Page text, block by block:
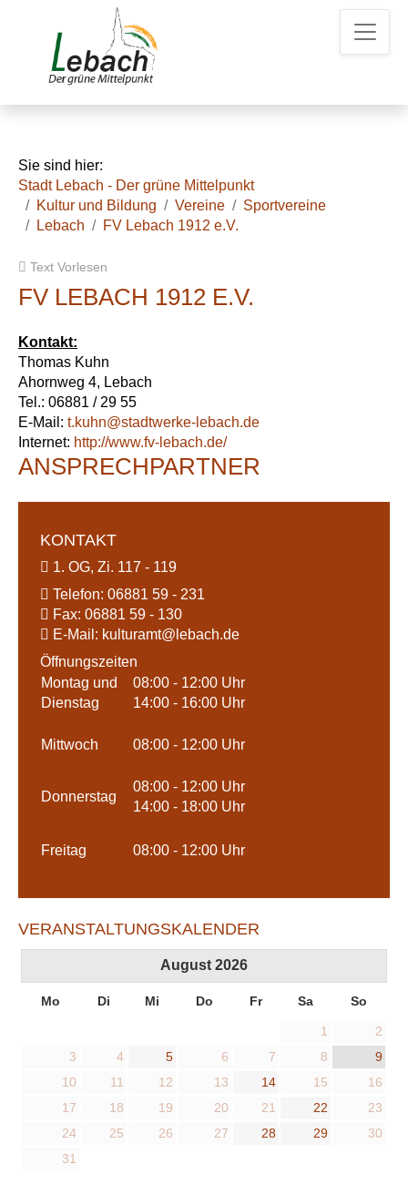
u
h
K
Sie sind hier:
Stadt Lebach - Der grüne Mittelpunkt
Kultur und Bildung
Vereine
Sportvereine
Lebach
FV Lebach 1912 e.V.
Text Vorlesen
FV LEBACH 1912 E.V.
Kontakt:
Thomas Kuhn
Ahornweg 4, Lebach
Tel.: 06881 / 29 55
E-Mail: t.kuhn@stadtwerke-lebach.de
Internet: http://www.fv-lebach.de/
ANSPRECHPARTNER
KONTAKT
1. OG, Zi. 117 - 119
Telefon: 06881 59 - 231
Fax: 06881 59 - 130
E-Mail: kulturamt@ lebach.de
Öffnungszeiten
Montag und
Dienstag
08:00 - 12:00 Uhr
14:00 - 16:00 Uhr
Mittwoch 08:00 - 12:00 Uhr
Donnerstag
08:00 - 12:00 Uhr
14:00 - 18:00 Uhr
Freitag 08:00 - 12:00 Uhr
VERANSTALTUNGSKALENDER
August 2026
Mo Di Mi Do Fr Sa So
1
2
3
4 5 6 7 8
9
10
11 12 13 14 15
16
17
18 19 20 21 22
23
24
25 26 27 28 29
30
31